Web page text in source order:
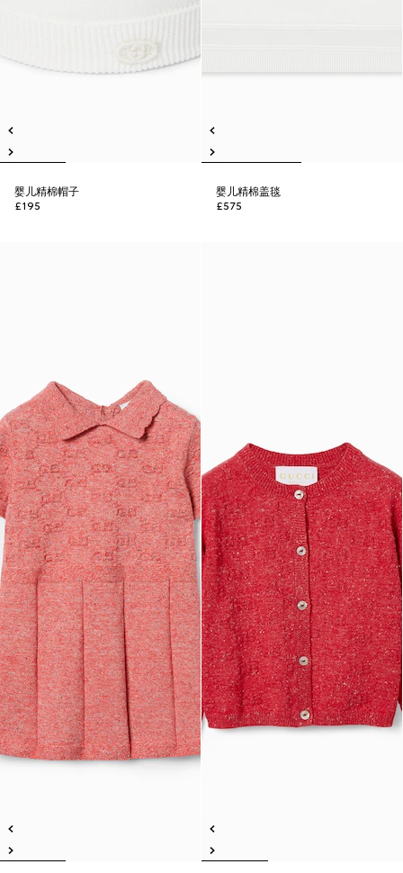
婴儿精棉帽子
£195
婴儿精棉盖毯
£575